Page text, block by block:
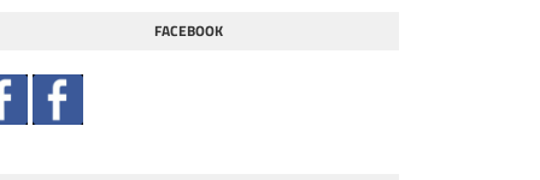
FACEBOOK